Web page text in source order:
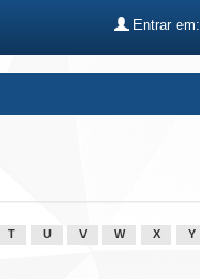
Entrar em:
T U V W X Y